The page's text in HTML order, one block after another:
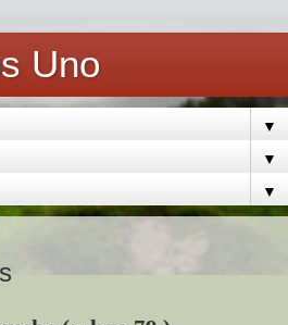
Uno
▼
▼
▼